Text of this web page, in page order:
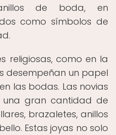
de boda, en
como símbolos de
religiosas, como en la
desempeñan un papel
las bodas. Las novias
una gran cantidad de
brazaletes, anillos
Estas joyas no solo